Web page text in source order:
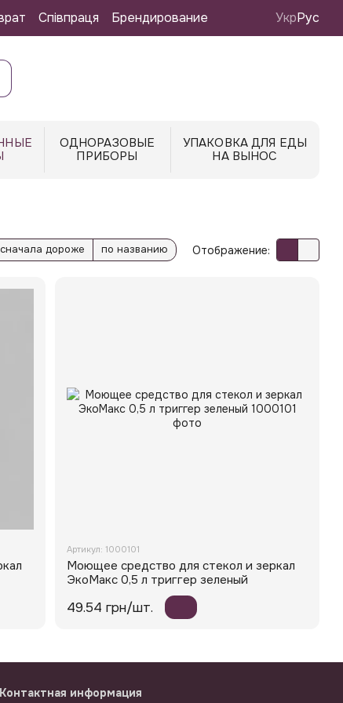
Співпраця Брендирование УкрРус
ОДНОРАЗОВЫЕ
ПРИБОРЫ
УПАКОВКА ДЛЯ ЕДЫ
НА ВЫНОС
сначала дороже по названию Отображение:
Артикул: 1000101
Моющее средство для стекол и зеркал
ЭкоМакс 0,5 л триггер зеленый
49.54 грн/шт.
Контактная информация